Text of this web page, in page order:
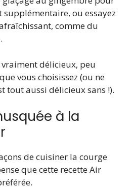
ou essayez
comme du
vraiment délicieux, peu
vous choisissez (ou ne
tout aussi délicieux sans !).
à la
de cuisiner la courge
que cette recette Air